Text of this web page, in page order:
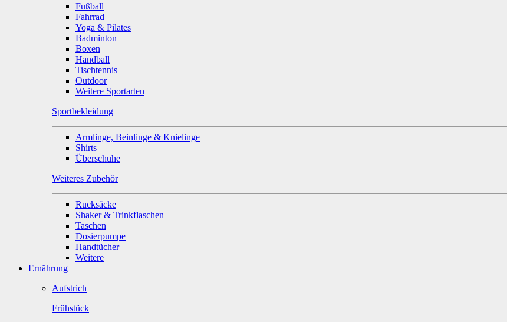
Fußball
Fahrrad
Yoga & Pilates
Badminton
Boxen
Handball
Tischtennis
Outdoor
Weitere Sportarten
Sportbekleidung
Armlinge, Beinlinge & Knielinge
Shirts
Überschuhe
Weiteres Zubehör
Rucksäcke
Shaker & Trinkflaschen
Taschen
Dosierpumpe
Handtücher
Weitere
Ernährung
Aufstrich
Frühstück